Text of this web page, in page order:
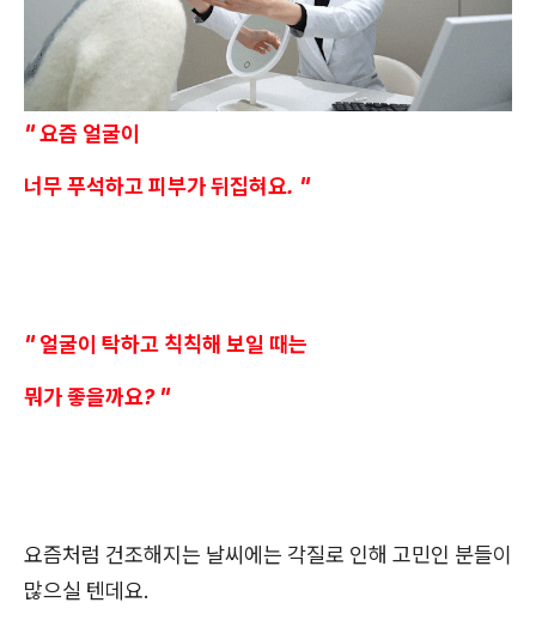
" 요즘 얼굴이
너무 푸석하고 피부가 뒤집혀요. "
" 얼굴이 탁하고 칙칙해 보일 때는
뭐가 좋을까요? "
요즘처럼 건조해지는 날씨에는 각질로 인해 고민인 분들이
많으실 텐데요.